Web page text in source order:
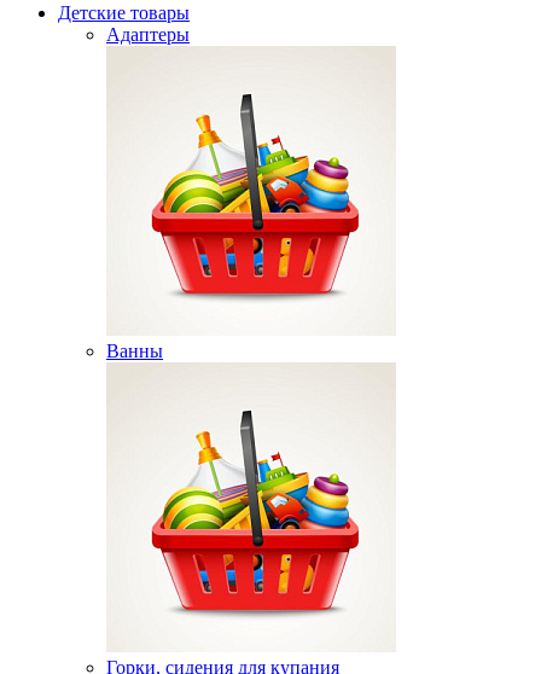
Детские товары
Адаптеры
Ванны
Горки, сидения для купания